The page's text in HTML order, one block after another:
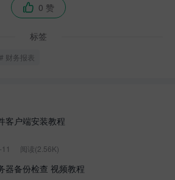
 0 赞
标签
财务报表
客户端安装教程
阅读(2.56K)
器备份检查 视频教程